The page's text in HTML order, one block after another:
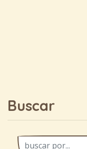
Buscar